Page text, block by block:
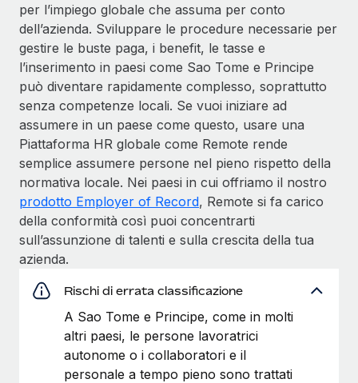
per l’impiego globale che assuma per conto
dell’azienda. Sviluppare le procedure necessarie per
gestire le buste paga, i benefit, le tasse e
l’inserimento in paesi come Sao Tome e Principe
può diventare rapidamente complesso, soprattutto
senza competenze locali. Se vuoi iniziare ad
assumere in un paese come questo, usare una
Piattaforma HR globale come Remote rende
semplice assumere persone nel pieno rispetto della
normativa locale. Nei paesi in cui offriamo il nostro
prodotto Employer of Record, Remote si fa carico
della conformità così puoi concentrarti
sull’assunzione di talenti e sulla crescita della tua
azienda.
Rischi di errata classificazione
A Sao Tome e Principe, come in molti
altri paesi, le persone lavoratrici
autonome o i collaboratori e il
personale a tempo pieno sono trattati